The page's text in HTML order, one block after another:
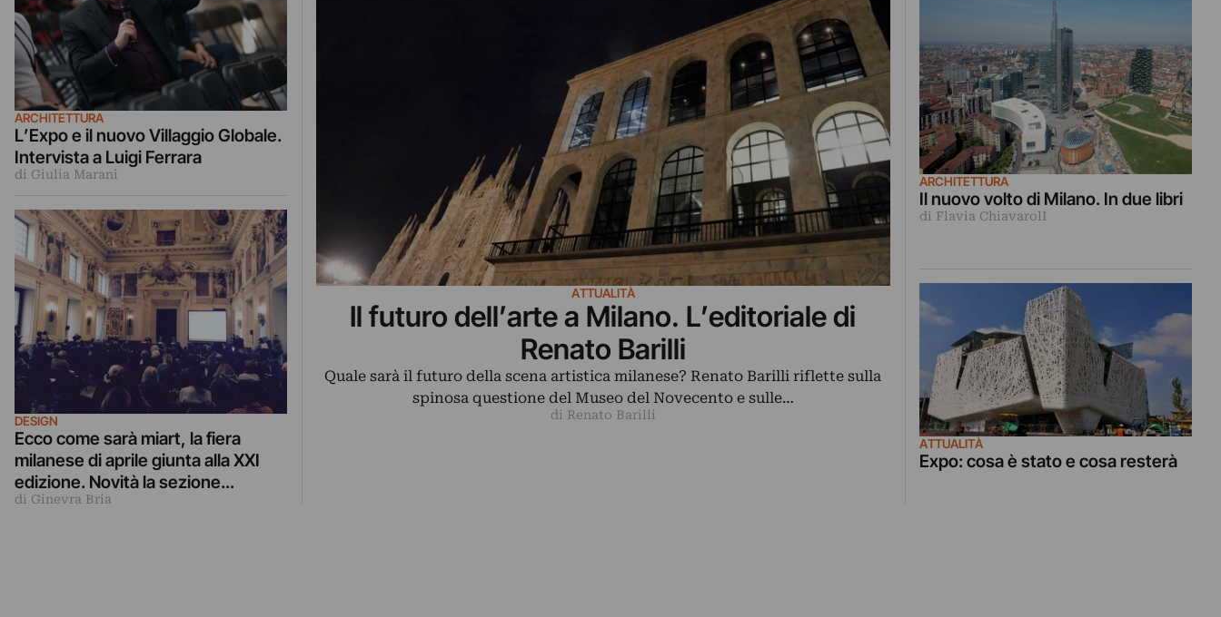
ATTUALITÀ
Il futuro dell’arte a Milano. L’editoriale di
Renato Barilli
Quale sarà il futuro della scena artistica milanese? Renato Barilli riflette sulla
spinosa questione del Museo del Novecento e sulle…
di Renato Barilli
ARCHITETTURA
L’Expo e il nuovo Villaggio Globale.
Intervista a Luigi Ferrara
di Giulia Marani
DESIGN
Ecco come sarà miart, la fiera
milanese di aprile giunta alla XXI
edizione. Novità la sezione
Decades, dedicata alla gallerie
di Ginevra Bria
ARCHITETTURA
Il nuovo volto di Milano. In due libri
di Flavia ChiavarolI
ATTUALITÀ
Expo: cosa è stato e cosa resterà